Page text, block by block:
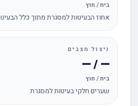
בית / חוץ
אחוז הבעיטות למסגרת מתוך כלל הבעיטות
ניצול מצבים
— / —
בית / חוץ
שערים חלקי בעיטות למסגרת